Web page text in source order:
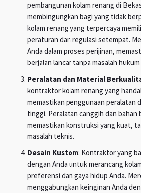
pembangunan kolam renang di
membingungkan bagi yang tidak
kolam renang yang terpercaya
peraturan dan regulasi setempat.
Anda dalam proses perijinan,
berjalan lancar tanpa masalah
Peralatan dan Material
kontraktor kolam renang yang
memastikan penggunaan peralatan
tinggi. Peralatan canggih dan bahan
memastikan konstruksi yang kuat,
masalah teknis.
Desain Kustom: Kontraktor yang
dengan Anda untuk merancang
preferensi dan gaya hidup Anda.
menggabungkan keinginan Anda